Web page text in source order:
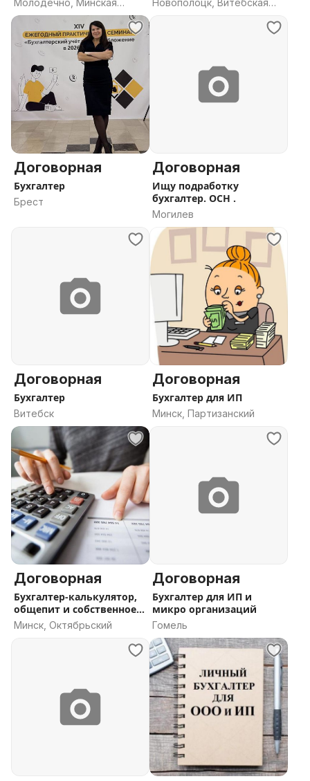
Молодечно, Минская
область
Новополоцк, Витебская
Договорная
Бухгалтер
Брест
Договорная
Ищу подработку
бухгалтер. ОСН .
Могилев
Договорная
Бухгалтер
Витебск
Договорная
Бухгалтер для ИП
Минск, Партизанский
Договорная
Бухгалтер-калькулятор,
общепит и собственное
производство
Минск, Октябрьский
Договорная
Бухгалтер для ИП и
микро организаций
Гомель